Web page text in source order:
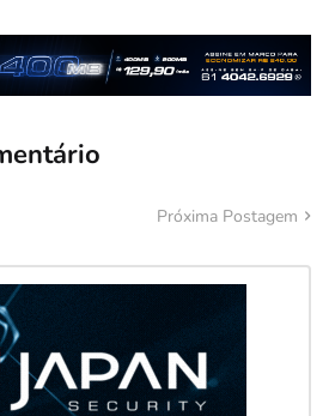
Próxima Postagem